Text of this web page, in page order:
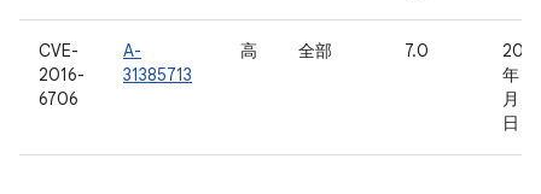
CVE-
2016-
6706
A-
31385713
高 全部 7.0
2016
年 9
月 8
日